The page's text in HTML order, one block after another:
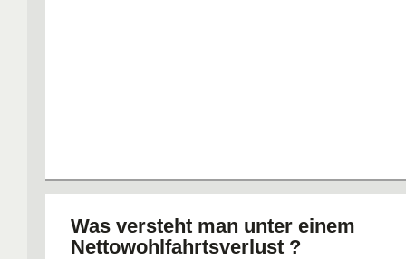
Was versteht man unter einem
Nettowohlfahrtsverlust ?